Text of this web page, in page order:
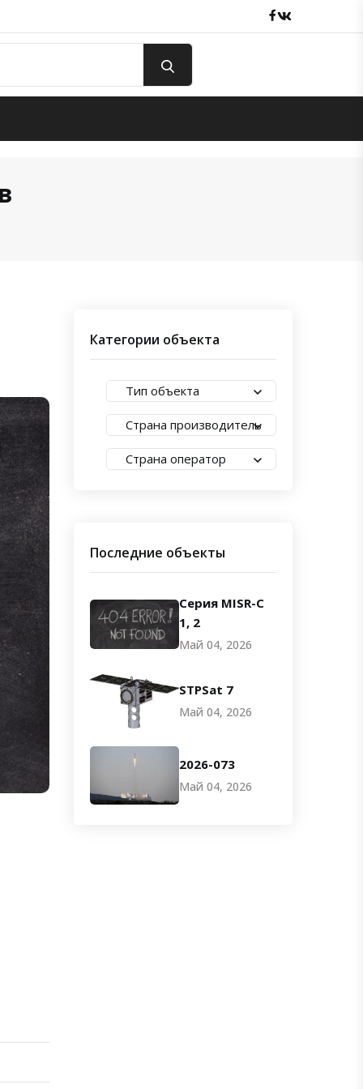
Facebook
Категории объекта
Тип объекта
Страна производитель
Страна оператор
Последние объекты
Серия MISR-C
1, 2
Май 04, 2026
STPSat 7
Май 04, 2026
2026-073
Май 04, 2026